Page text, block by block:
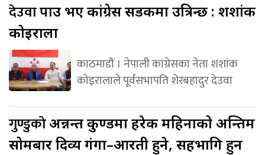
देउवापक्राउ भए कांग्रेस सडकमा उत्रिन्छ : शशांक
कोइराला
काठमाडौं । नेपाली कांग्रेसका नेता शशांक
कोइरालाले पूर्वसभापति शेरबहादुर देउवा
गुण्डुकोअन्नन्त कुण्डमा हरेक महिनाको अन्तिम
सोमबार दिव्य गंगा–आरती हुने, सहभागि हुन